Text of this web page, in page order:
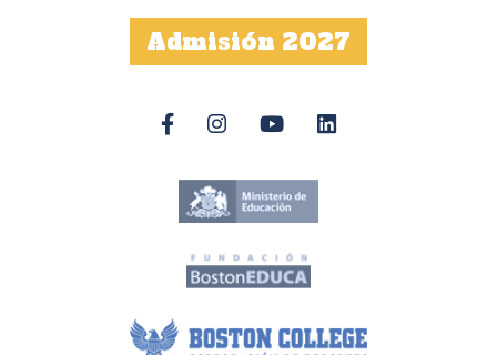
Admisión 2027